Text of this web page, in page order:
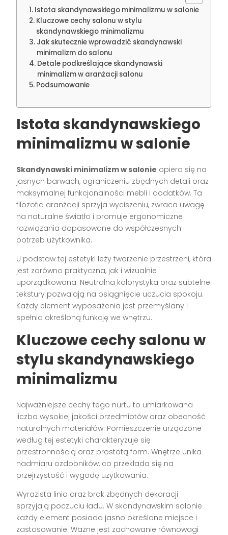
Istota skandynawskiego minimalizmu w salonie
Kluczowe cechy salonu w stylu
skandynawskiego minimalizmu
Jak skutecznie wprowadzić skandynawski
minimalizm do salonu
Detale podkreślające skandynawski
minimalizm w aranżacji salonu
Podsumowanie
Istota skandynawskiego
minimalizmu w salonie
Skandynawski minimalizm w salonie opiera się na
jasnych barwach, ograniczeniu zbędnych detali oraz
maksymalnej funkcjonalności mebli i dodatków. Ta
filozofia aranżacji sprzyja wyciszeniu, zwraca uwagę
na naturalne światło i promuje ergonomiczne
rozwiązania dopasowane do współczesnych
potrzeb użytkownika.
U podstaw tej estetyki leży tworzenie przestrzeni, która
jest zarówno praktyczna, jak i wizualnie
uporządkowana. Neutralna kolorystyka oraz subtelne
tekstury pozwalają na osiągnięcie uczucia spokoju.
Każdy element wyposażenia jest przemyślany i
spełnia określoną funkcję we wnętrzu.
Kluczowe cechy salonu w
stylu skandynawskiego
minimalizmu
Najważniejsze cechy tego nurtu to umiarkowana
liczba wysokiej jakości przedmiotów oraz obecność
naturalnych materiałów. Pomieszczenie urządzone
według tej estetyki charakteryzuje się
przestronnością oraz prostotą form. Wnętrze unika
nadmiaru ozdobników, co przekłada się na
przejrzystość i wygodę użytkowania.
Wyrazista linia oraz brak zbędnych dekoracji
sprzyjają poczuciu ładu. W skandynawskim salonie
każdy element posiada jasno określone miejsce i
zastosowanie. Ważne jest zachowanie równowagi